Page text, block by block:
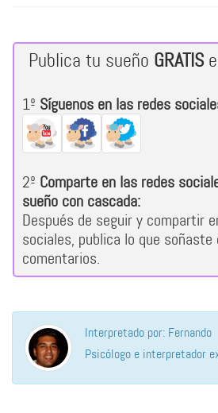
Publica tu sueño GRATIS
1º Síguenos en las redes
2º Comparte en las redes
sueño con cascada:
Después de seguir y compartir
sociales, publica lo que
comentarios.
Interpretado por: Fernando
Psicólogo e interpretador